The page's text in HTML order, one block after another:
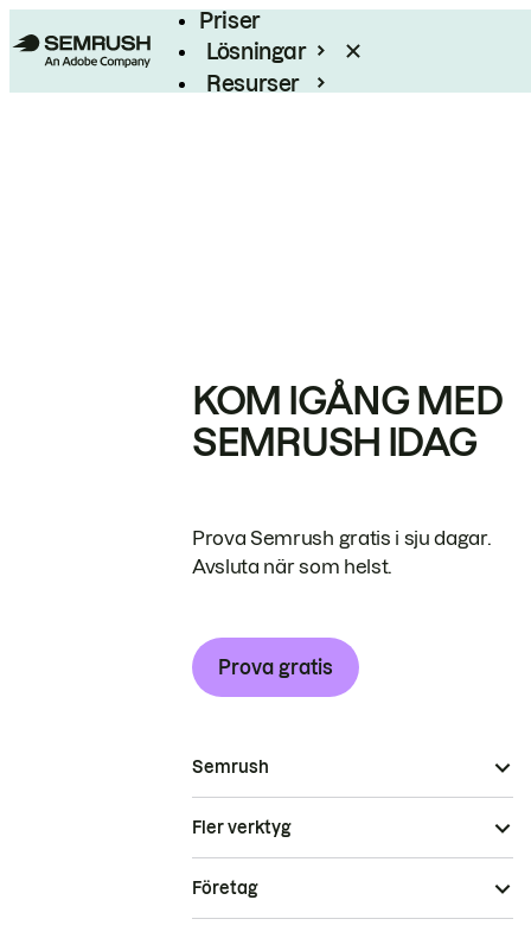
Priser
Lösningar
Resurser
KOM IGÅNG MED
SEMRUSH IDAG
Prova Semrush gratis i sju dagar.
Avsluta när som helst.
Prova gratis
Semrush
Fler verktyg
Företag